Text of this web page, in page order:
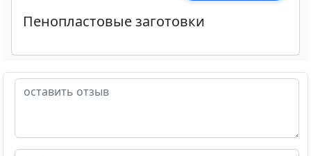
Пенопластовые заготовки